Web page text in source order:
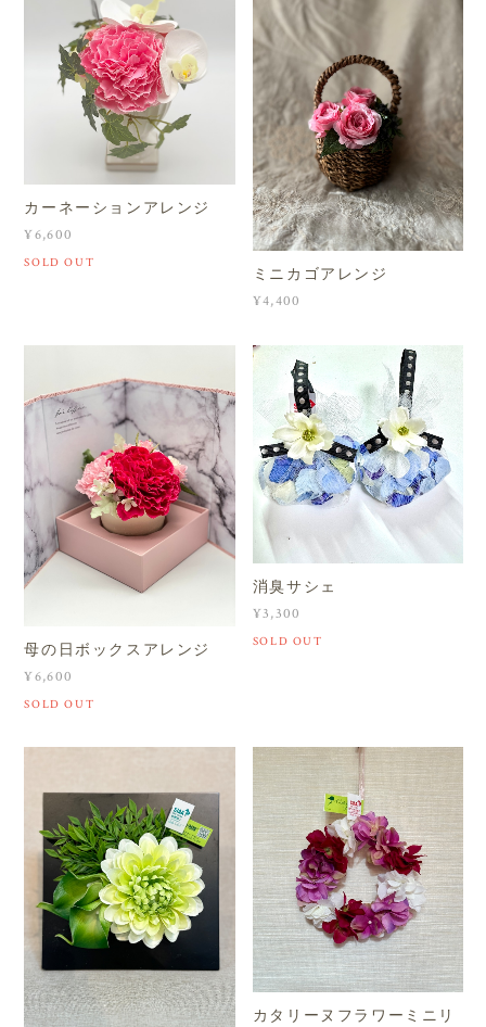
カーネーションアレンジ
¥6,600
SOLD OUT
ミニカゴアレンジ
¥4,400
母の日ボックスアレンジ
¥6,600
SOLD OUT
消臭サシェ
¥3,300
SOLD OUT
カタリーヌフラワーミニリ